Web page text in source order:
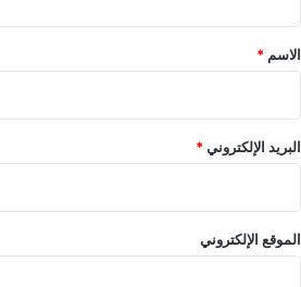
*
الاسم *
البريد الإلكتروني*
الموقع الإلكتروني